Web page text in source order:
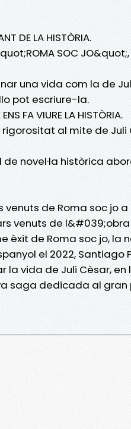
DE LA HISTÒRIA.
SOC
una vida com la de
pot escriure-la.
FA VIURE LA HISTÒRIA.
al mite de Juli
de novel·la històrica
venuts de Roma soc jo
venuts de
èxit de Roma soc jo, la
el 2022, Santiago
la vida de Juli Cèsar,
saga dedicada al